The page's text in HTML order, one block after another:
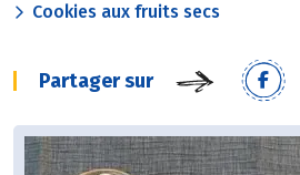
Cookies aux fruits secs
Partager sur